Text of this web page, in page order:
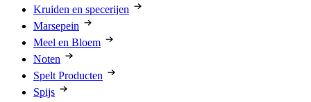
Kruiden en specerijen
Marsepein
Meel en Bloem
Noten
Spelt Producten
Spijs